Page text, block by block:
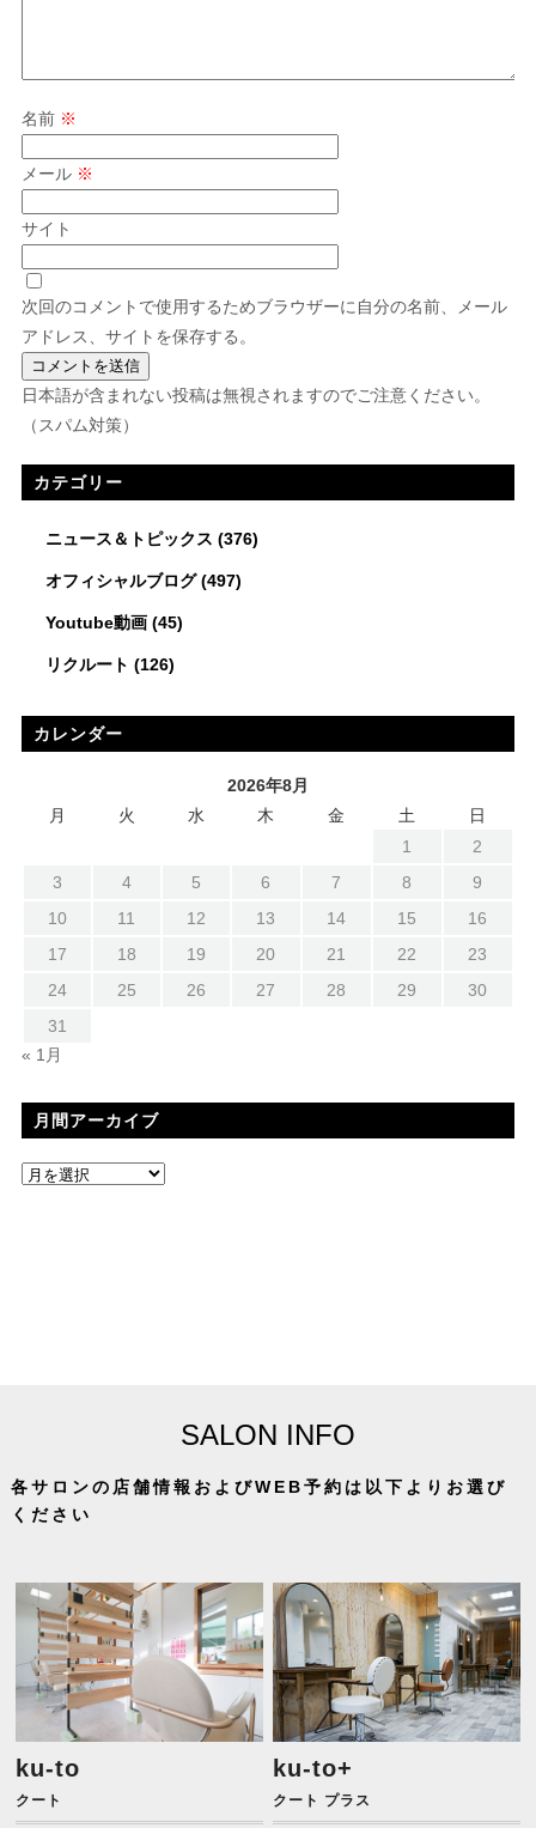
名前 ※
メール ※
サイト
次回のコメントで使用するためブラウザーに自分の名前、メール
アドレス、サイトを保存する。
日本語が含まれない投稿は無視されますのでご注意ください。
（スパム対策）
カテゴリー
ニュース＆トピックス (376)
オフィシャルブログ(497)
Youtube動画(45)
リクルート (126)
カレンダー
2026年8月
月
火 水 木 金 土
日
1
2
3
4 5 6 7 8
9
10
11 12 13 14 15
16
17
18 19 20 21 22
23
24
25 26 27 28 29
30
31
« 1月
月間アーカイブ
SALON INFO
各サロンの店舗情報およびWEB予約は以下よりお選び
ください
ku-to
クート
ku-to+
クート プラス